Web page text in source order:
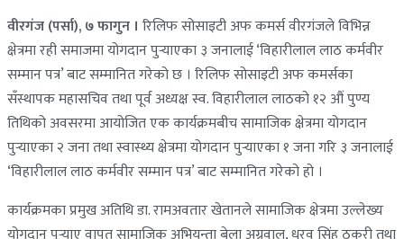
वीरगंज (पर्सा), ७ फागुन । रिलिफ सोसाइटी अफ कमर्स वीरगंजले विभिन्न
क्षेत्रमा रही समाजमा योगदान पुर्‍याएका ३ जनालाई ‘विहारीलाल लाठ कर्मवीर
सम्मान पत्र’ बाट सम्मानित गरेको छ । रिलिफ सोसाइटी अफ कमर्सका
सँस्थापक महासचिव तथा पूर्व अध्यक्ष स्व. विहारीलाल लाठको १२ औं पुण्य
तिथिको अवसरमा आयोजित एक कार्यक्रमबीच सामाजिक क्षेत्रमा योगदान
पुर्‍याएका २ जना तथा स्वास्थ्य क्षेत्रमा योगदान पुर्‍याएका १ जना गरि ३ जनालाई
‘विहारीलाल लाठ कर्मवीर सम्मान पत्र’ बाट सम्मानित गरेको हो ।
कार्यक्रमका प्रमुख अतिथि डा. रामअवतार खेतानले सामाजिक क्षेत्रमा उल्लेख्य